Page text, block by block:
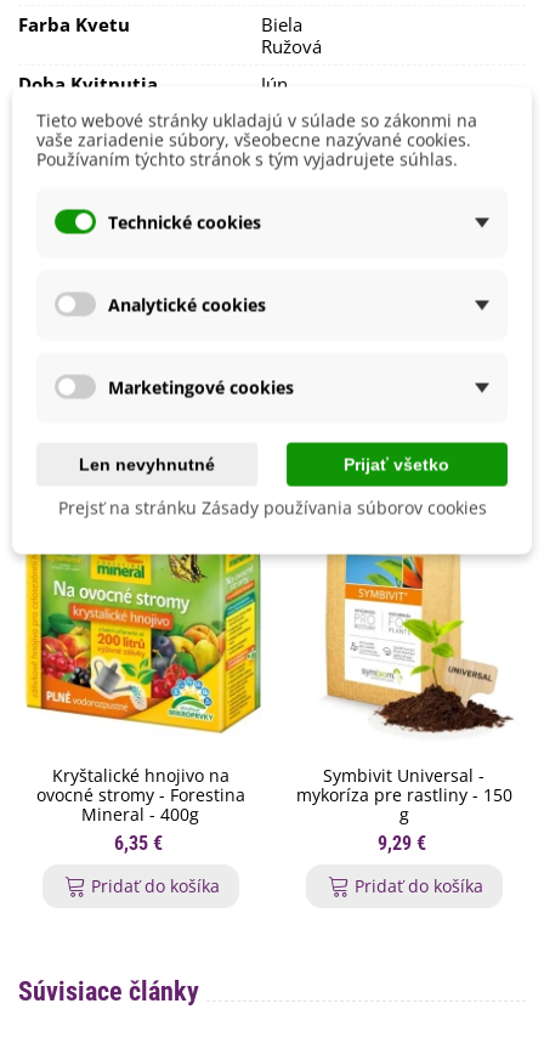
Rastlina vyžaduje
pravidelnú zálievku
vyschnúť. Hnojiť môžeme hnojivom, ktoré podporí tvorbu
Farba Kvetu
Biela
Ružová
Doba Kvitnutia
Jún
Pestovanie
V exteriéri - vonku
Výrobca
Vegetačné Obdobie
Kryštalické hnojivo na
ovocné stromy - Forestina
Mineral - 400g
6,35 €
Pridať do košíka
Symbivit Universal -
mykoríza pre rastliny - 150
g
9,29 €
Pridať do košíka
Súvisiace články
Tieto webové stránky ukladajú v súlade so zákonmi na
vaše zariadenie súbory, všeobecne nazývané cookies.
Používaním týchto stránok s tým vyjadrujete súhlas.
Technické cookies
Analytické cookies
Marketingové cookies
Len nevyhnutné Prijať všetko
Prejsť na stránku Zásady používania súborov cookies